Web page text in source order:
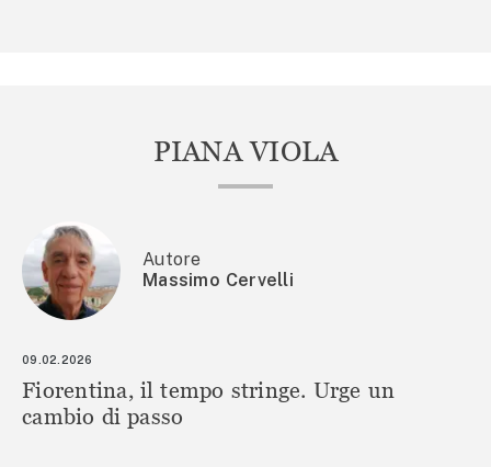
PIANA VIOLA
Autore
Massimo Cervelli
09.02.2026
Fiorentina, il tempo stringe. Urge un
cambio di passo